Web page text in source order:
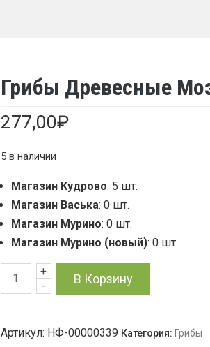
Грибы Древесные
277,00₽
5 в наличии
Магазин Кудрово: 5 шт.
Магазин Васька: 0 шт.
Магазин Мурино: 0 шт.
Магазин Мурино (новый): 0 шт.
-
Количество
Грибы
+
В Корзину
Артикул: НФ-00000339 Категория: Грибы